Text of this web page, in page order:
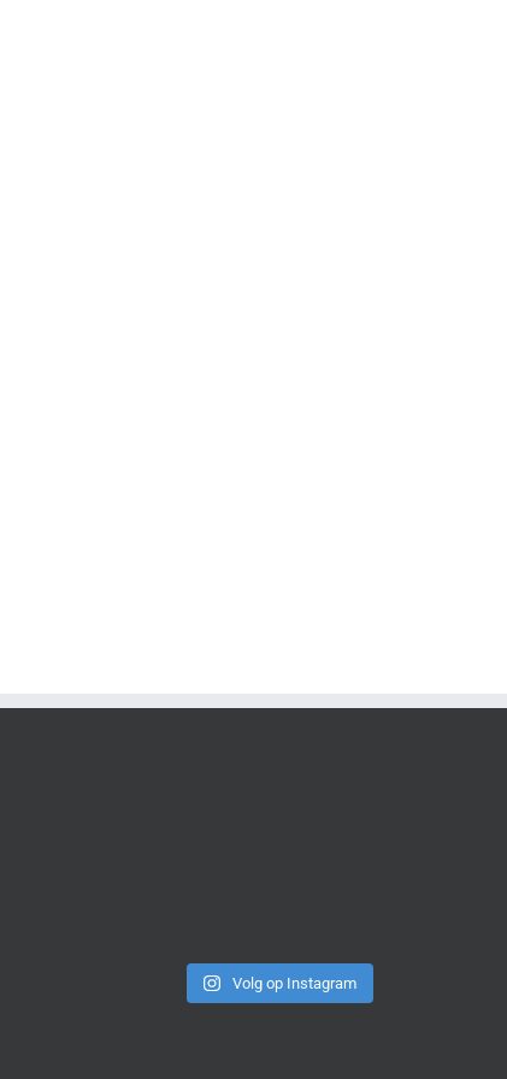
Volg op Instagram